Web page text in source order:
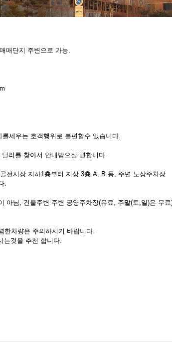
매단지 주변으로 가능.
세우는 호객행위로 불편할수 있습니다.
러를 찾아서 안내받으실 권합니다.
전시장 지하1층부터 지상 3층 A, B 동, 주변 노상주차장
.
아님, 건물주변 주변 공영주차장(유료, 주말(토,일)은 무
한차량은 주의하시기 바랍니다.
는것을 추천 합니다.